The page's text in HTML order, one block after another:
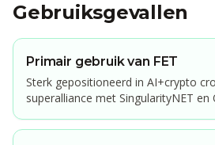
Gebruiksgevallen
Primair gebruik van FET
Sterk gepositioneerd in AI+crypto
superalliance met SingularityNET en